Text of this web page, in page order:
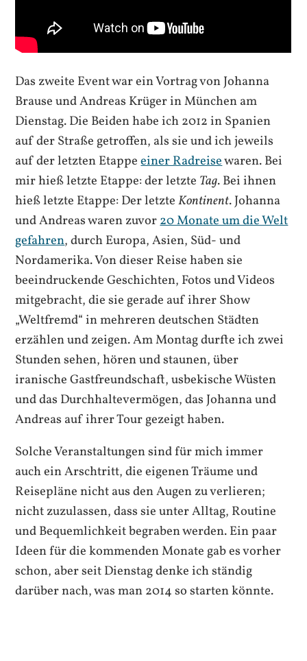
Das zweite Event war ein Vortrag von Johanna
Brause und Andreas Krüger in München am
Dienstag. Die Beiden habe ich 2012 in Spanien
auf der Straße getroffen, als sie und ich jeweils
auf der letzten Etappeeiner Radreisewaren. Bei
mir hieß letzte Etappe: der letzte Tag. Bei ihnen
hieß letzte Etappe: Der letzteKontinent. Johanna
und Andreas waren zuvor20 Monate um die Welt
gefahren, durch Europa, Asien, Süd- und
Nordamerika. Von dieser Reise haben sie
beeindruckende Geschichten, Fotos und Videos
mitgebracht, die sie gerade auf ihrer Show
„Weltfremd“ in mehreren deutschen Städten
erzählen und zeigen. Am Montag durfte ich zwei
Stunden sehen, hören und staunen, über
iranische Gastfreundschaft, usbekische Wüsten
und das Durchhaltevermögen, das Johanna und
Andreas auf ihrer Tour gezeigt haben.
Solche Veranstaltungen sind für mich immer
auch ein Arschtritt, die eigenen Träume und
Reisepläne nicht aus den Augen zu verlieren;
nicht zuzulassen, dass sie unter Alltag, Routine
und Bequemlichkeit begraben werden. Ein paar
Ideen für die kommenden Monate gab es vorher
schon, aber seit Dienstag denke ich ständig
darüber nach, was man 2014 so starten könnte.